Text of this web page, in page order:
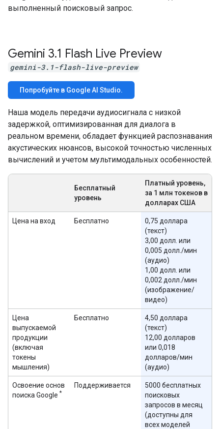
выполненный поисковый запрос.
Gemini 3.1 Flash Live Preview
gemini-3.1-flash-live-preview
Попробуйте в Google AI Studio.
Наша модель передачи аудиосигнала с низкой
задержкой, оптимизированная для диалога в
реальном времени, обладает функцией распознавания
акустических нюансов, высокой точностью численных
вычислений и учетом мультимодальных особенностей.
Бесплатный
уровень
Платный уровень,
за 1 млн токенов в
долларах США
Цена на вход Бесплатно
0,75 доллара
(текст)
3,00 долл. или
0,005 долл./мин
(аудио)
1,00 долл. или
0,002 долл./мин
(изображение/
видео)
Цена
выпускаемой
продукции
(включая
токены
мышления)
Бесплатно
4,50 доллара
(текст)
12,00 долларов
или 0,018
долларов/мин
(аудио)
Освоение основ
поиска Google *
Поддерживается
5000 бесплатных
поисковых
запросов в месяц
(доступны для
всех моделей